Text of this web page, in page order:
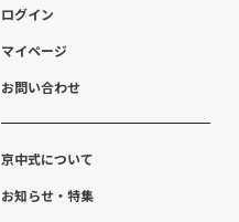
ログイン
マイページ
お問い合わせ
京中式について
お知らせ・特集